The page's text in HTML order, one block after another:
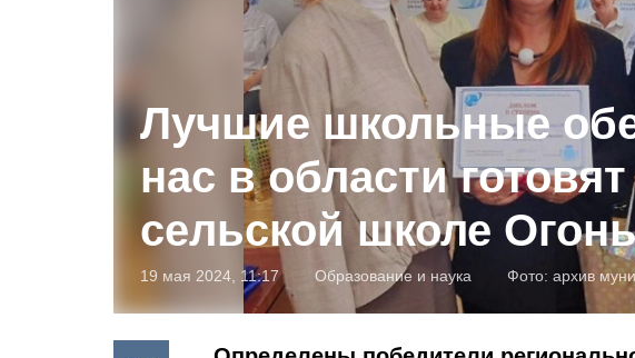
Лучшие школьные
нас в области
сельской школе
19 мая 2024, 11:17 Образование и наука Фото: архив